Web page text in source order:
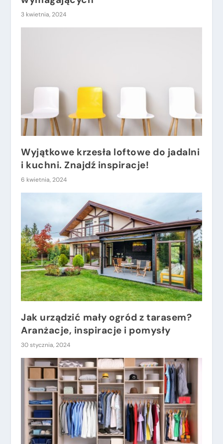
3 kwietnia, 2024
Wyjątkowe krzesła loftowe do jadalni
i kuchni. Znajdź inspiracje!
6 kwietnia, 2024
Jak urządzić mały ogród z tarasem?
Aranżacje, inspiracje i pomysły
30 stycznia, 2024